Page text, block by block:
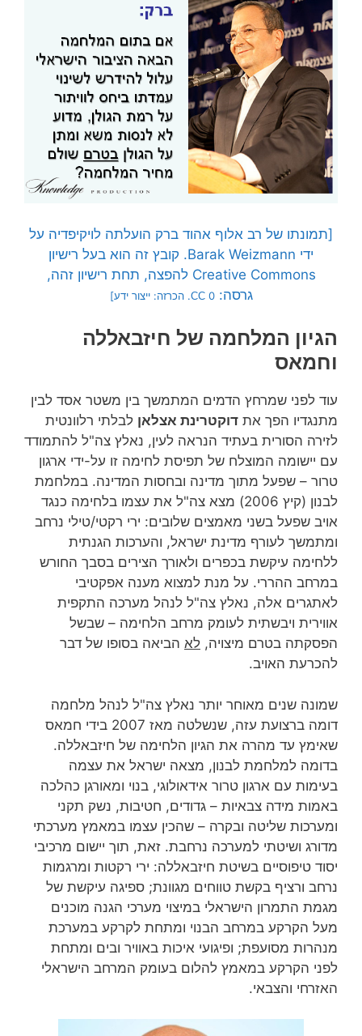
[תמונתו של רב אלוף אהוד ברק הועלתה לויקיפדיה על
ידי Barak Weizmann. קובץ זה הוא בעל רישיון
Creative Commons להפצה, תחת רישיון זהה,
גרסה:
CC 0. הכרזה: ייצור ידע]
הגיון המלחמה של חיזבאללה
וחמאס
עוד לפני שמרחץ הדמים המתמשך בין משטר אסד לבין
מתנגדיו הפך את דוקטרינת אצלאן לבלתי רלוונטית
לזירה הסורית בעתיד הנראה לעין, נאלץ צה"ל להתמודד
עם יישומה המוצלח של תפיסת לחימה זו על-ידי ארגון
טרור – שפעל מתוך מדינה ובחסות המדינה. במלחמת
לבנון (קיץ 2006) מצא צה"ל את עצמו בלחימה כנגד
אויב שפעל בשני מאמצים שלובים: ירי רקטי/טילי נרחב
ומתמשך לעורף מדינת ישראל, והערכות הגנתית
ללחימה עיקשת בכפרים ולאורך הצירים בסבך החורש
במרחב ההררי. על מנת למצוא מענה אפקטיבי
לאתגרים אלה, נאלץ צה"ל לנהל מערכה התקפית
אווירית ויבשתית לעומק מרחב הלחימה – שבשל
הפסקתה בטרם מיצויה, לא הביאה בסופו של דבר
להכרעת האויב.
שמונה שנים מאוחר יותר נאלץ צה"ל לנהל מלחמה
דומה ברצועת עזה, שנשלטה מאז 2007 בידי חמאס
שאימץ עד מהרה את הגיון הלחימה של חיזבאללה.
בדומה למלחמת לבנון, מצאה ישראל את עצמה
בעימות עם ארגון טרור אידאולוגי, בנוי ומאורגן כהלכה
באמות מידה צבאיות – גדודים, חטיבות, נשק תקני
ומערכות שליטה ובקרה – שהכין עצמו במאמץ מערכתי
מדורג ושיטתי למערכה נרחבת. זאת, תוך יישום מרכיבי
יסוד טיפוסיים בשיטת חיזבאללה: ירי רקטות ומרגמות
נרחב ורציף בקשת טווחים מגוונת; ספיגה עיקשת של
מגמת התמרון הישראלי במיצוי מערכי הגנה מוכנים
מעל הקרקע במרחב הבנוי ומתחת לקרקע במערכת
מנהרות מסועפת; ופיגועי איכות באוויר ובים ומתחת
לפני הקרקע במאמץ להלום בעומק המרחב הישראלי
האזרחי והצבאי.